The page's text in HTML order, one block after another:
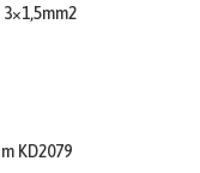
KD2079